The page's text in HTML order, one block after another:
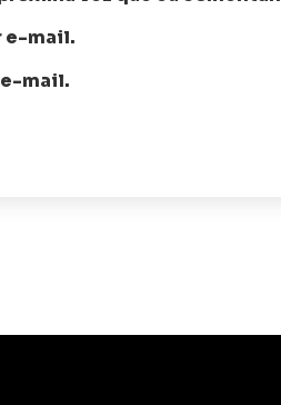
e-mail.
mail.